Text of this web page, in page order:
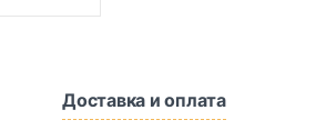
Доставка и оплата